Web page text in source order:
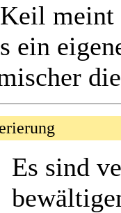
meint
ein
Es sind